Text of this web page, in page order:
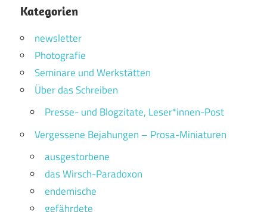
Kategorien
newsletter
Photografie
Seminare und Werkstätten
Über das Schreiben
Presse- und Blogzitate, Leser*innen-Post
Vergessene Bejahungen – Prosa-Miniaturen
ausgestorbene
das Wirsch-Paradoxon
endemische
gefährdete